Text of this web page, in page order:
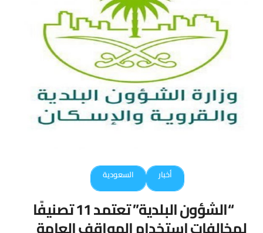
أخبار السعودية
“الشؤون البلدية” تعتمد 11 تصنيفًا